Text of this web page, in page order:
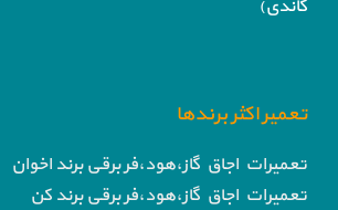
گاندی)
تعمیر اکثر برندها
تعمیرات اجاق گاز،هود،فر برقی برند اخوان
تعمیرات اجاق گاز،هود،فر برقی برند کن